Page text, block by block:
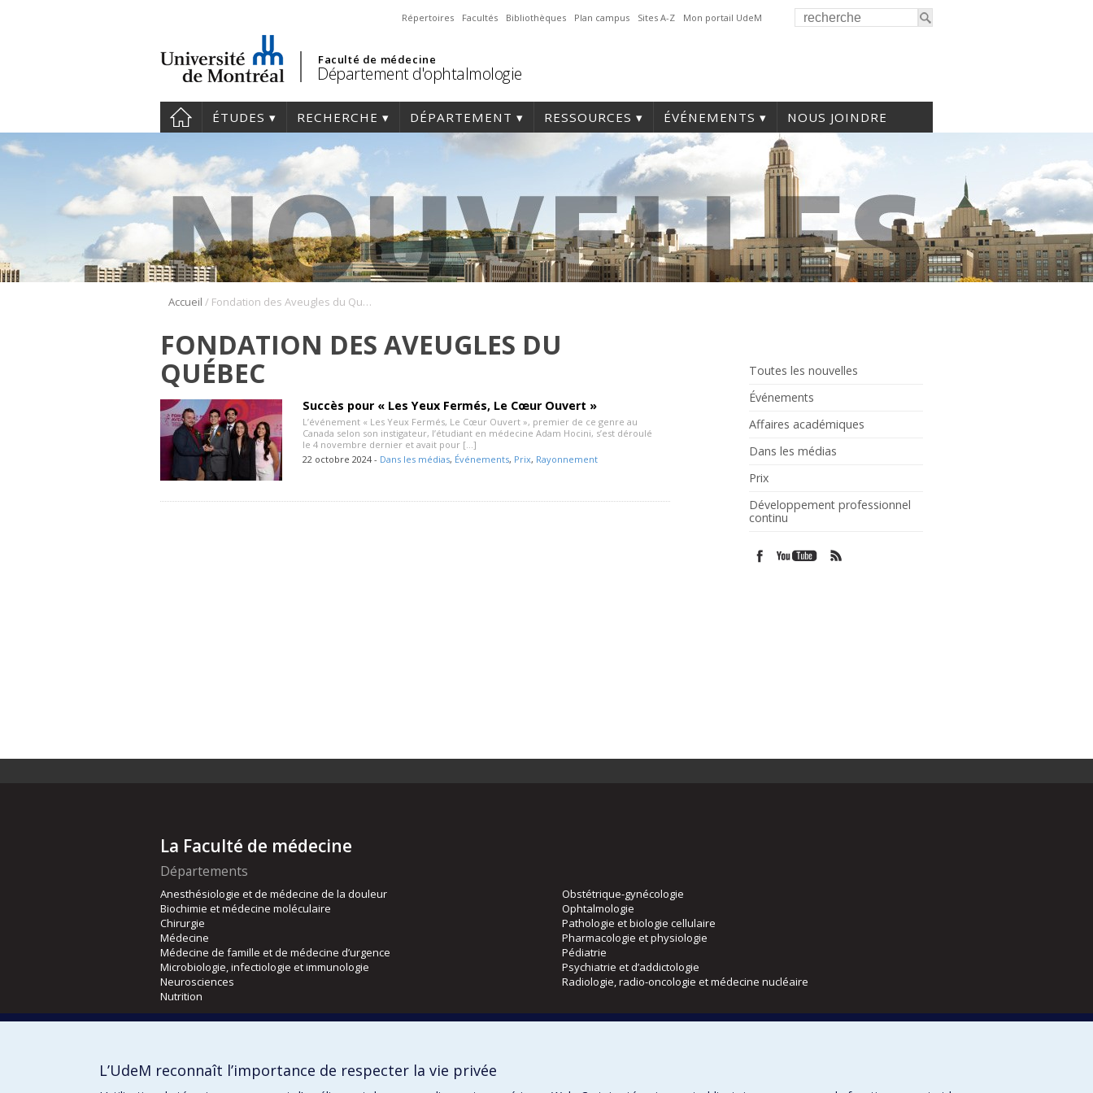
Répertoires Facultés Bibliothèques Plan campus Sites A-Z Mon portail UdeM
Faculté de médecine
Département d'ophtalmologie
ÉTUDES RECHERCHE DÉPARTEMENT RESSOURCES ÉVÉNEMENTS NOUS JOINDRE
Accueil / Fondation des Aveugles du Québec
FONDATION DES AVEUGLES DU
QUÉBEC
Succès pour « Les Yeux Fermés, Le Cœur Ouvert »
L’événement « Les Yeux Fermés, Le Cœur Ouvert », premier de ce genre au
Canada selon son instigateur, l’étudiant en médecine Adam Hocini, s’est déroulé
le 4 novembre dernier et avait pour […]
22 octobre 2024 - Dans les médias, Événements, Prix, Rayonnement
Toutes les nouvelles
Événements
Affaires académiques
Dans les médias
Prix
Développement professionnel
continu
La Faculté de médecine
Départements
Anesthésiologie et de médecine de la douleur
Biochimie et médecine moléculaire
Chirurgie
Médecine
Médecine de famille et de médecine d’urgence
Microbiologie, infectiologie et immunologie
Neurosciences
Nutrition
Obstétrique-gynécologie
Ophtalmologie
Pathologie et biologie cellulaire
Pharmacologie et physiologie
Pédiatrie
Psychiatrie et d’addictologie
Radiologie, radio-oncologie et médecine nucléaire
Orthophonie et audiologie
L’UdeM reconnaît l’importance de respecter la vie privée